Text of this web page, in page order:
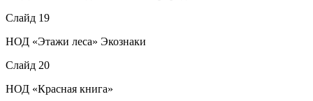
Слайд 19
НОД «Этажи леса» Экознаки
Слайд 20
НОД «Красная книга»